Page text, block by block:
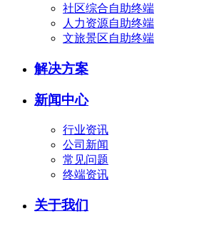
社区综合自助终端
人力资源自助终端
文旅景区自助终端
解决方案
新闻中心
行业资讯
公司新闻
常见问题
终端资讯
关于我们